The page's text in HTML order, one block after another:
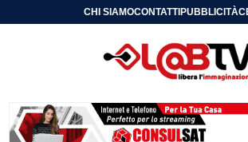
CHI SIAMOCONTATTIPUBBLICITÀ